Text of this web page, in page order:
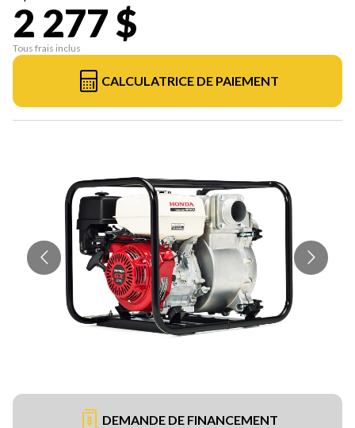
2 277 $
Tous frais inclus
CALCULATRICE DE PAIEMENT
DEMANDE DE FINANCEMENT